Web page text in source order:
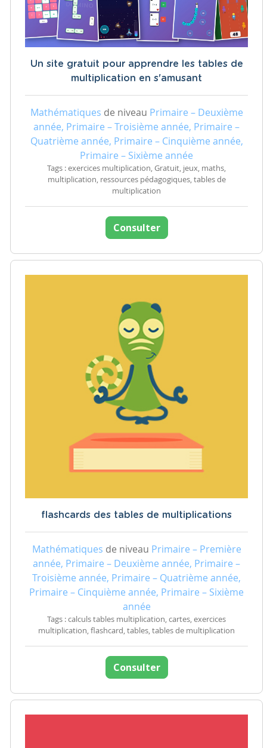
Un site gratuit pour apprendre les tables de
multiplication en s'amusant
Mathématiques de niveau Primaire – Deuxième
année, Primaire – Troisième année, Primaire –
Quatrième année, Primaire – Cinquième année,
Primaire – Sixième année
Tags : exercices multiplication, Gratuit, jeux, maths,
multiplication, ressources pédagogiques, tables de
multiplication
Consulter
flashcards des tables de multiplications
Mathématiques de niveau Primaire – Première
année, Primaire – Deuxième année, Primaire –
Troisième année, Primaire – Quatrième année,
Primaire – Cinquième année, Primaire – Sixième
année
Tags : calculs tables multiplication, cartes, exercices
multiplication, flashcard, tables, tables de multiplication
Consulter